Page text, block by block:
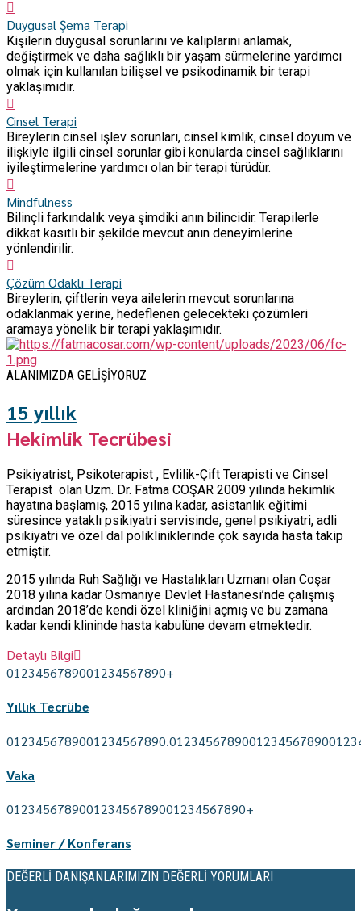
Duygusal Şema Terapi
Kişilerin duygusal sorunlarını ve kalıplarını anlamak,
değiştirmek ve daha sağlıklı bir yaşam sürmelerine yardımcı
olmak için kullanılan bilişsel ve psikodinamik bir terapi
yaklaşımıdır.
Cinsel Terapi
Bireylerin cinsel işlev sorunları, cinsel kimlik, cinsel doyum ve
ilişkiyle ilgili cinsel sorunlar gibi konularda cinsel sağlıklarını
iyileştirmelerine yardımcı olan bir terapi türüdür.
Mindfulness
Bilinçli farkındalık veya şimdiki anın bilincidir. Terapilerle
dikkat kasıtlı bir şekilde mevcut anın deneyimlerine
yönlendirilir.
Çözüm Odaklı Terapi
Bireylerin, çiftlerin veya ailelerin mevcut sorunlarına
odaklanmak yerine, hedeflenen gelecekteki çözümleri
aramaya yönelik bir terapi yaklaşımıdır.
ALANIMIZDA GELİŞİYORUZ
15 yıllık
Hekimlik Tecrübesi
Psikiyatrist, Psikoterapist , Evlilik-Çift Terapisti ve Cinsel
Terapist olan Uzm. Dr. Fatma COŞAR 2009 yılında hekimlik
hayatına başlamış, 2015 yılına kadar, asistanlık eğitimi
süresince yataklı psikiyatri servisinde, genel psikiyatri, adli
psikiyatri ve özel dal polikliniklerinde çok sayıda hasta takip
etmiştir.
2015 yılında Ruh Sağlığı ve Hastalıkları Uzmanı olan Coşar
2018 yılına kadar Osmaniye Devlet Hastanesi’nde çalışmış
ardından 2018’de kendi özel kliniğini açmış ve bu zamana
kadar kendi klininde hasta kabulüne devam etmektedir.
Detaylı Bilgi
01 23456789001 234567890+
Yıllık Tecrübe
01 23456789001 234567890.01 23456789001 23456789001 23
Vaka
01 23456789001 23456789001 234567890+
Seminer / Konferans
DEĞERLİ DANIŞANLARIMIZIN DEĞERLİ YORUMLARI